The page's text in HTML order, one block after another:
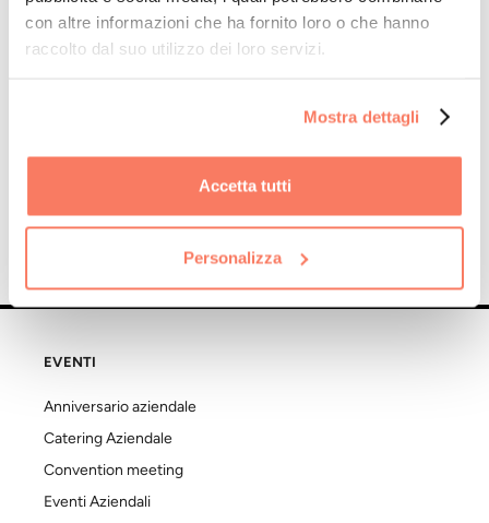
con altre informazioni che ha fornito loro o che hanno
raccolto dal suo utilizzo dei loro servizi.
Mostra dettagli
Accetta tutti
Personalizza
EVENTI
Anniversario aziendale
Catering Aziendale
Convention meeting
Eventi Aziendali